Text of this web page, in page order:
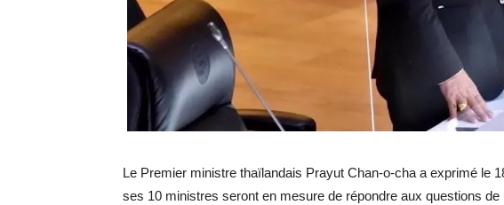
Le Premier ministre thaïlandais Prayut Chan-o-cha a exprimé le
ses 10 ministres seront en mesure de répondre aux questions de